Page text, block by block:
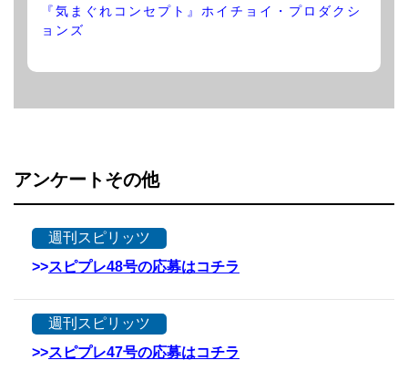
『気まぐれコンセプト』ホイチョイ・プロダクシ
ョンズ
アンケートその他
週刊スピリッツ
>>スピプレ48号の応募はコチラ
週刊スピリッツ
>>スピプレ47号の応募はコチラ